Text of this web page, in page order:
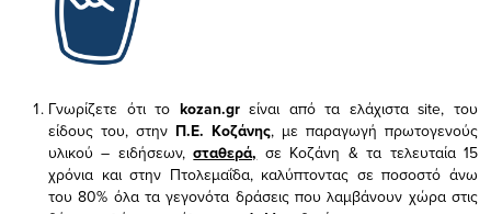
Γνωρίζετε ότι το kozan.gr είναι από τα ελάχισταsite, του
είδους του, στην Π.Ε. Κοζάνης, με παραγωγή πρωτογενούς
υλικού – ειδήσεων,σταθερά, σε Κοζάνη & τα τελευταία 15
χρόνια και στην Πτολεμαΐδα, καλύπτοντας σε ποσοστό άνω
του 80% όλα τα γεγονότα δράσεις που λαμβάνουν χώρα στις